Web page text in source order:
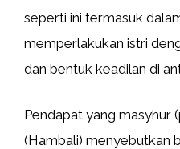
seperti ini termasuk
memperlakukan istri
dan bentuk keadilan di
Pendapat yang masyhur
(Hambali) menyebutkan